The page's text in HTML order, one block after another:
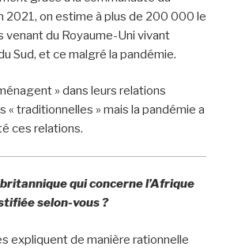
2021, on estime à plus de 200 000 le
venant du Royaume-Uni vivant
Sud, et ce malgré la pandémie.
» dans leurs relations
traditionnelles » mais la pandémie a
ces relations.
qui concerne l’Afrique
selon-vous ?
expliquent de manière rationnelle